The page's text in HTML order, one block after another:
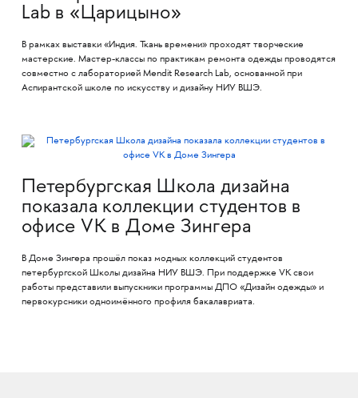
Lab в «Царицыно»
В рамках выставки «Индия. Ткань времени» проходят творческие
мастерские. Мастер-классы по практикам ремонта одежды проводятся
совместно с лабораторией Mendit Research Lab, основанной при
Аспирантской школе по искусству и дизайну НИУ ВШЭ.
Петербургская Школа дизайна
показала коллекции студентов в
офисе VK в Доме Зингера
В Доме Зингера прошёл показ модных коллекций студентов
петербургской Школы дизайна НИУ ВШЭ. При поддержке VK свои
работы представили выпускники программы ДПО «Дизайн одежды» и
первокурсники одноимённого профиля бакалавриата.